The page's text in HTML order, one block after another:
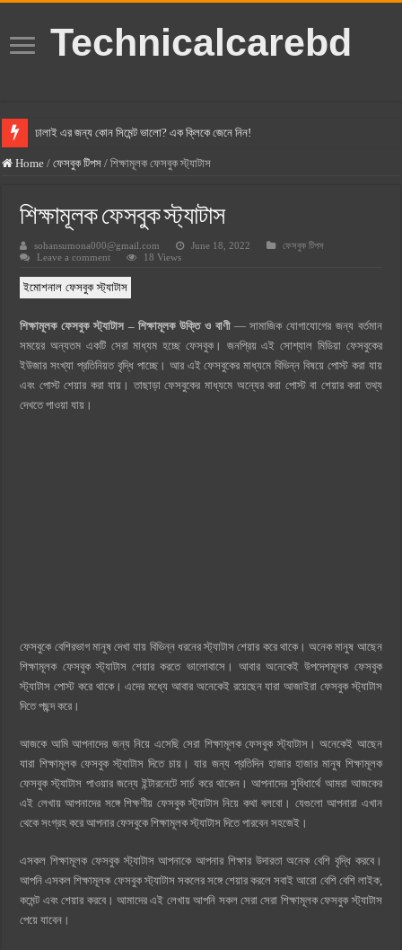
Technicalcarebd
ঢালাই এর জন্য কোন সিমেন্ট ভালো? এক ক্লিকে জেনে নিন!
বসুন্ধরা সিমেন্ট এর দাম ২০২৫
হোলসিম সিমেন্ট দাম ২০২৫
সুপারক্রিট সিমেন্ট দাম ২০২৫
জুডিশিয়াল ম্যাজিস্ট্রেট কি? জুডিশিয়াল ম্যাজিস্ট্রেট এর সুযোগ সুবিধা
ওয়ালটন টিভি কিস্তিতে কেনার নিয়ম ২০২৫
গ্রামে লাভজনক ব্যবসা ২০২৫ ও গ্রামের বাজারে ব্যবসার আইডিয়া
জেনে নিন, বর্তমানে মোবাইল ঘড়ি দাম কত ২০২৫
Home / ফেসবুক টিপস / শিক্ষামূলক ফেসবুক স্ট্যাটাস
শিক্ষামূলক ফেসবুক স্ট্যাটাস
sohansumona000@gmail.com June 18, 2022
ফেসবুক টিপস
Leave a comment
18 Views
ইমোশনাল ফেসবুক স্ট্যাটাস
শিক্ষামূলক ফেসবুক স্ট্যাটাস – শিক্ষামূলক উক্তি ও বাণী— সামাজিক যোগাযোগের জন্য বর্তমান
সময়ের অন্যতম একটি সেরা মাধ্যম হচ্ছে ফেসবুক। জনপ্রিয় এই সোশ্যাল মিডিয়া ফেসবুকের
ইউজার সংখ্যা প্রতিনিয়ত বৃদ্ধি পাচ্ছে। আর এই ফেসবুকের মাধ্যমে বিভিন্ন বিষয়ে পোস্ট করা যায়
এবং পোস্ট শেয়ার করা যায়। তাছাড়া ফেসবুকের মাধ্যমে অন্যের করা পোস্ট বা শেয়ার করা তথ্য
দেখতে পাওয়া যায়।
ফেসবুকে বেশিরভাগ মানুষ দেখা যায় বিভিন্ন ধরনের স্ট্যাটাস শেয়ার করে থাকে। অনেক মানুষ আছেন
শিক্ষামূলক ফেসবুক স্ট্যাটাস শেয়ার করতে ভালোবাসে। আবার অনেকেই উপদেশমূলক ফেসবুক
স্ট্যাটাস পোস্ট করে থাকে। এদের মধ্যে আবার অনেকেই রয়েছেন যারা আজাইরা ফেসবুক স্ট্যাটাস
দিতে পছন্দ করে।
আজকে আমি আপনাদের জন্য নিয়ে এসেছি সেরা শিক্ষামূলক ফেসবুক স্ট্যাটাস। অনেকেই আছেন
যারা শিক্ষামূলক ফেসবুক স্ট্যাটাস দিতে চায়। যার জন্য প্রতিদিন হাজার হাজার মানুষ শিক্ষামূলক
ফেসবুক স্ট্যাটাস পাওয়ার জন্যে ইন্টারনেটে সার্চ করে থাকেন। আপনাদের সুবিধার্থে আমরা আজকের
এই লেখায় আপনাদের সঙ্গে শিক্ষণীয় ফেসবুক স্ট্যাটাস নিয়ে কথা বলবো। যেগুলো আপনারা এখান
থেকে সংগ্রহ করে আপনার ফেসবুকে শিক্ষামূলক স্ট্যাটাস দিতে পারবেন সহজেই।
এসকল শিক্ষামূলক ফেসবুক স্ট্যাটাস আপনাকে আপনার শিক্ষার উদারতা অনেক বেশি বৃদ্ধি করবে।
আপনি এসকল শিক্ষামূলক ফেসবুক স্ট্যাটাস সকলের সঙ্গে শেয়ার করলে সবাই আরো বেশি বেশি লাইক,
কমেন্ট এবং শেয়ার করবে। আমাদের এই লেখায় আপনি সকল সেরা সেরা শিক্ষামূলক ফেসবুক স্ট্যাটাস
পেয়ে যাবেন।